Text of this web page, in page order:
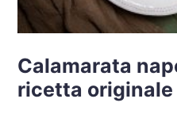
Calamarata
ricetta originale